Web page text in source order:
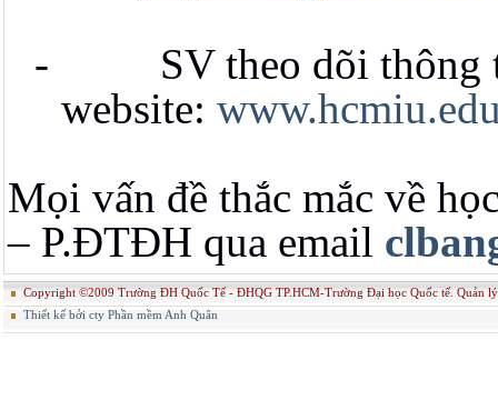
- SV theo dõi thông tin
website:
Mọi vấn đề thắc mắc về
– P.ĐTĐH qua email
Copyright ©2009 Trường ĐH Quốc Tế - ĐHQG TP.HCM-Trường Đại học Quốc tế. Quản
Thiết kế bởi cty Phần mềm Anh Quân